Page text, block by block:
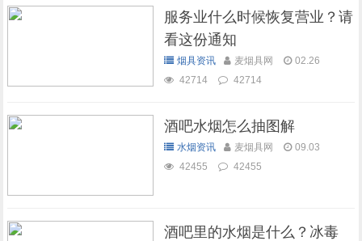
服务业什么时候恢复营业？请
看这份通知
烟具资讯 麦烟具网
02.26
42714
42714
酒吧水烟怎么抽图解
水烟资讯 麦烟具网
09.03
42455
42455
酒吧里的水烟是什么？冰毒